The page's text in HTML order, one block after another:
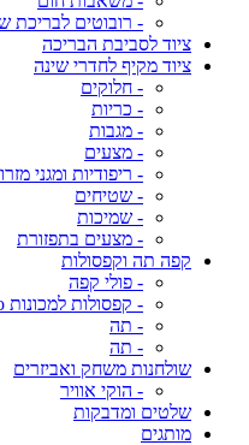
- רובוטים לבריכת
ציוד לסביבת הבריכה
ציוד מקיף לחדרי שינה
- חלוקים
- כריות
- מגבות
- מצעים
- ריפודיות ומגני
- שטיחים
- שמיכות
- מצעים בתפזורת
קפה תה וקפסולות
- פולי קפה
- קפסולות למכונות Nespresso
- תה
- תה
שולחנות משחק ואביזרים
- הוקי אוויר
שלטים ומדבקות
מותגים